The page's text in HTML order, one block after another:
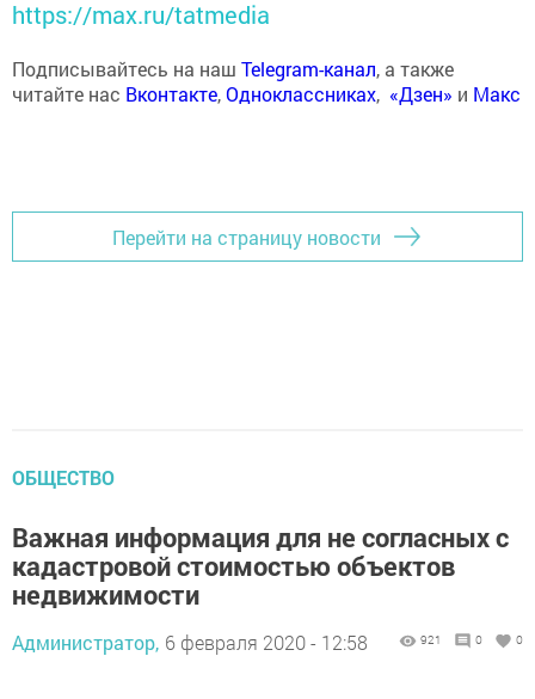
https://max.ru/tatmedia
Подписывайтесь на наш Telegram-канал, а также
читайте нас Вконтакте,Одноклассниках, «Дзен» и Макс
Перейти на страницу новости
ОБЩЕСТВО
Важная информация для не согласных с
кадастровой стоимостью объектов
недвижимости
Администратор, 6 февраля 2020 - 12:58 921 0 0